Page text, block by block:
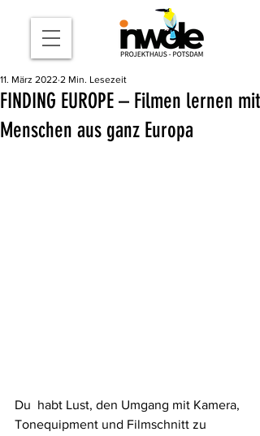
FINDING EUROPE – Filmen lernen mit
Menschen aus ganz Europa
11. März 2022 2 Min. Lesezeit
Du  habt Lust, den Umgang mit Kamera,
Tonequipment und Filmschnitt zu